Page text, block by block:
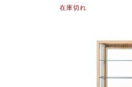
在庫切れ